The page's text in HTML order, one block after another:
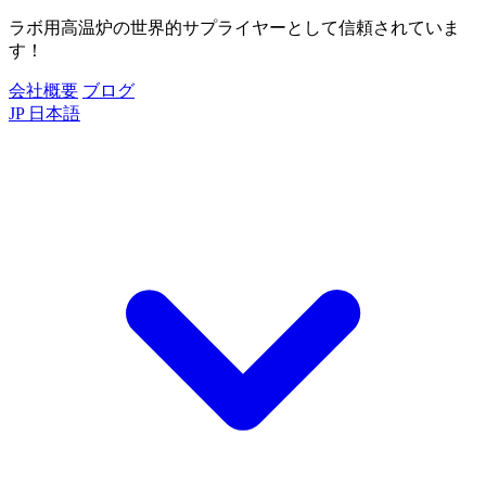
ラボ用高温炉の世界的サプライヤーとして信頼されていま
す！
会社概要 ブログ
JP 日本語